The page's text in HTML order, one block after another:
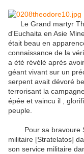
Le Grand martyr
d'Euchaita en Asie
était beau en
connaissance de la
a été révélé après
géant vivant sur ​​un
serpent avait dévoré
terrorisant la campagne
épée et vaincu il ,
peuple.
Pour sa bravoure
militaire [Stratelatos]
son service militaire